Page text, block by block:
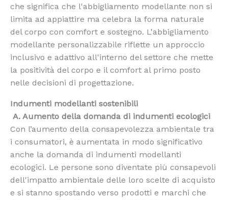
che significa che l'abbigliamento modellante non si
limita ad appiattire ma celebra la forma naturale
del corpo con comfort e sostegno. L'abbigliamento
modellante personalizzabile riflette un approccio
inclusivo e adattivo all'interno del settore che mette
la positività del corpo e il comfort al primo posto
nelle decisioni di progettazione.
Indumenti modellanti sostenibili
A. Aumento della domanda di indumenti ecologici
Con l’aumento della consapevolezza ambientale tra
i consumatori, è aumentata in modo significativo
anche la domanda di indumenti modellanti
ecologici. Le persone sono diventate più consapevoli
dell'impatto ambientale delle loro scelte di acquisto
e si stanno spostando verso prodotti e marchi che